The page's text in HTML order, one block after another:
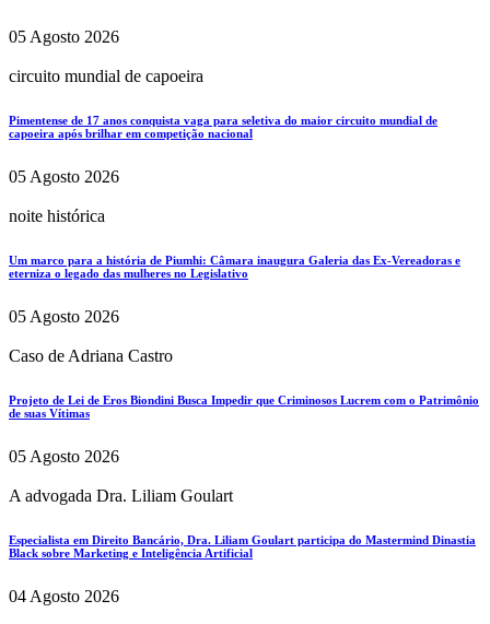
05 Agosto 2026
circuito mundial de capoeira
Pimentense de 17 anos conquista vaga para seletiva do maior circuito mundial de
capoeira após brilhar em competição nacional
05 Agosto 2026
noite histórica
Um marco para a história de Piumhi: Câmara inaugura Galeria das Ex-Vereadoras e
eterniza o legado das mulheres no Legislativo
05 Agosto 2026
Caso de Adriana Castro
Projeto de Lei de Eros Biondini Busca Impedir que Criminosos Lucrem com o Patrimônio
de suas Vítimas
05 Agosto 2026
A advogada Dra. Liliam Goulart
Especialista em Direito Bancário, Dra. Liliam Goulart participa do Mastermind Dinastia
Black sobre Marketing e Inteligência Artificial
04 Agosto 2026